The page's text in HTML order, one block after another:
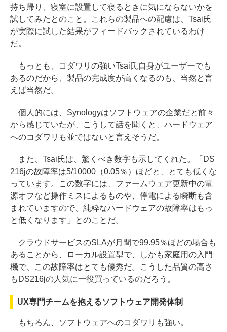
持ち帰り、寝室に設置して寝るときに気にならないかを
試してみたとのこと。これらの製品への配慮は、Tsai氏
が実際に試した結果がフィードバックされているわけ
だ。
もっとも、コダワリの強いTsai氏自身がユーザーでも
あるのだから、製品の完成度が高くなるのも、当然と言
えば当然だ。
個人的には、Synologyはソフトウェアの企業だと前々
から感じていたが、こうして話を聞くと、ハードウェア
へのコダワリも並ではないと言えそうだ。
また、Tsai氏は、驚くべき数字も示してくれた。「DS
216jの故障率は5/10000（0.05％）ほどと、とても低くな
っています。この数字には、ファームウェア更新中の電
源オフなど操作ミスによるものや、停電による瞬断も含
まれていますので、純粋なハードウェアの故障率はもっ
と低くなります」とのことだ。
クラウドサービスのSLAが月間で99.95％ほどの場合も
あることから、ローカル設置型で、しかも家庭用の入門
機で、この故障率はとても優秀だ。こうした品質の高さ
もDS216jの人気に一役買っているのだろう。
UX専門チームを抱えるソフトウェア開発体制
もちろん、ソフトウェアへのコダワリも強い。